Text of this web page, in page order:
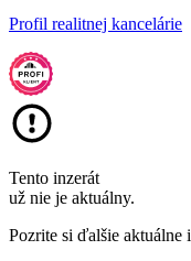
Profil realitnej kancelárie
Tento inzerát
už nie je aktuálny.
Pozrite si ďalšie